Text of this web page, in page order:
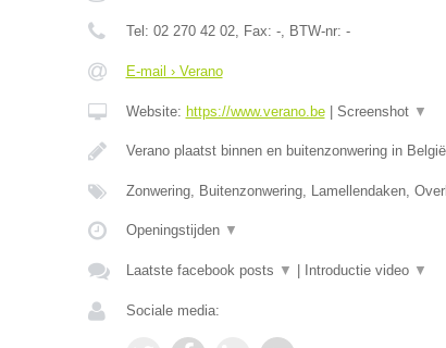
Tel: 02 270 42 02, Fax: -, BTW-nr: -
E-mail › Verano
Website: https://www.verano.be| Screenshot ▼
Verano plaatst binnen en buitenzonwering in
Zonwering, Buitenzonwering, Lamellendaken,
Openingstijden ▼
Laatste facebook posts ▼ Introductie video ▼
Sociale media: